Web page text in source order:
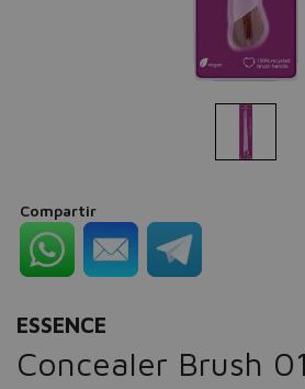
Compartir
ESSENCE
Concealer Brush